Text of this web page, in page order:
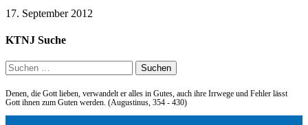
17. September 2012
KTNJ Suche
Suchen
nach:
Denen, die Gott lieben, verwandelt er alles in Gutes, auch ihre Irrwege und Fehler lässt
Gott ihnen zum Guten werden. (Augustinus, 354 - 430)